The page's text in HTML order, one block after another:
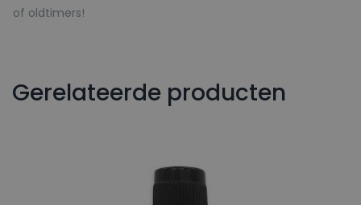
of oldtimers!
Gerelateerde producten